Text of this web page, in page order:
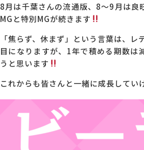
採用情報
お問い合わせ
8月は千葉さんの流通版、8～9月は良
MGと特別MGが続きます
「焦らず、休まず」という言葉は、
目になりますが、1年で積める期数は
うと思います
これからも皆さんと一緒に成長してい